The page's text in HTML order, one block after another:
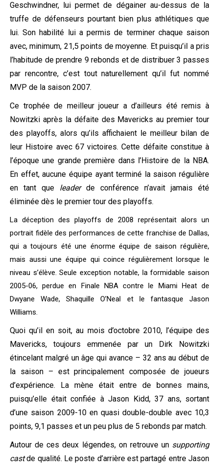
Geschwindner, lui permet de dégainer au-dessus de la
truffe de défenseurs pourtant bien plus athlétiques que
lui. Son habilité lui a permis de terminer chaque saison
avec, minimum, 21,5 points de moyenne. Et puisqu’il a pris
l’habitude de prendre 9 rebonds et de distribuer 3 passes
par rencontre, c’est tout naturellement qu’il fut nommé
MVP de la saison 2007.
Ce trophée de meilleur joueur a d’ailleurs été remis à
Nowitzki après la défaite des Mavericks au premier tour
des playoffs, alors qu’ils affichaient le meilleur bilan de
leur Histoire avec 67 victoires.Cette défaite constitue à
l’époque une grande première dans l’Histoire de la NBA.
En effet, aucune équipe ayant terminé la saison régulière
en tant que leaderde conférence n’avait jamais été
éliminée dès le premier tour des playoffs.
La déception des playoffs de 2008 représentait alors un
portrait fidèle des performances de cette franchise de Dallas,
qui a toujours été une énorme équipe de saison régulière,
mais aussi une équipe qui coince régulièrement lorsque le
niveau s’élève. Seule exception notable, la formidable saison
2005-06, perdue en Finale NBA contre le Miami Heat de
Dwyane Wade, Shaquille O’Neal et le fantasque Jason
Williams.
Quoi qu’il en soit, au mois d’octobre 2010, l’équipe des
Mavericks, toujours emmenée par un Dirk Nowitzki
étincelant malgré un âge qui avance – 32 ans au début de
la saison – est principalement composée de joueurs
d’expérience. La mène était entre de bonnes mains,
puisqu’elle était confiée à Jason Kidd, 37 ans, sortant
d’une saison 2009-10 en quasi double-double avec 10,3
points, 9,1 passes et un peu plus de 5 rebonds par match.
Autour de ces deux légendes, on retrouve un supporting
castde qualité. Le poste d’arrière est partagé entre Jason